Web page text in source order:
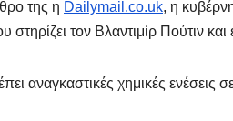
της η Dailymail.co.uk, η
τον Βλαντιμίρ Πούτιν και
αναγκαστικές χημικές